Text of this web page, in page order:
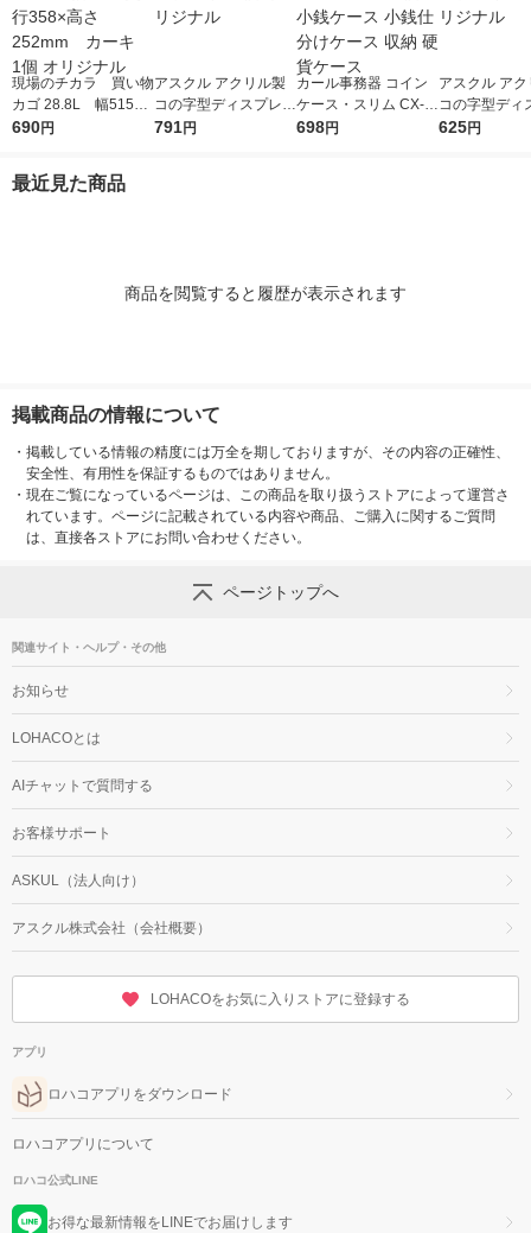
現場のチカラ 買い物
カゴ 28.8L 幅515×
奥行358×高さ252mm
690円
アスクル アクリル製
コの字型ディスプレイ
L 1個 オリジナル
791円
カール事務器 コイン
ケース・スリム CX-0
02-J 1個 小銭ケース
698円
アスクル ア
コの字型ディ
M 1個 オリジ
625円
最近見た商品
商品を閲覧すると履歴が表示されます
掲載商品の情報について
・ 掲載している情報の精度には万全を期しておりますが、その内容の正確性、
安全性、有用性を保証するものではありません。
・ 現在ご覧になっているページは、この商品を取り扱うストアによって運営さ
れています。ページに記載されている内容や商品、ご購入に関するご質問
は、直接各ストアにお問い合わせください。
ページトップへ
関連サイト・ヘルプ・その他
お知らせ
LOHACOとは
AIチャットで質問する
お客様サポート
ASKUL（法人向け）
アスクル株式会社（会社概要）
LOHACOをお気に入りストアに登録する
アプリ
ロハコアプリをダウンロード
ロハコアプリについて
ロハコ公式LINE
お得な最新情報をLINEでお届けします